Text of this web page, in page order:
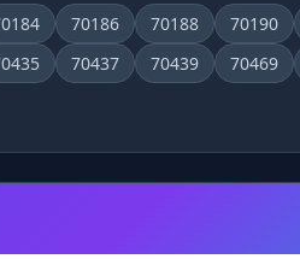
70186 70188 70190
70437 70439 70469